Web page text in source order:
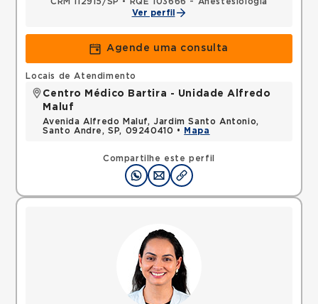
Ver perfil
Agende uma consulta
Compartilhe este perfil
Locais de Atendimento
Centro Médico Bartira - Unidade Alfredo
Maluf
Avenida Alfredo Maluf, Jardim Santo Antonio,
Santo Andre, SP, 09240410 •
Mapa